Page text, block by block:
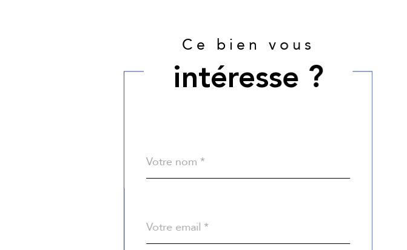
Ce bien vous
intéresse ?
par
*
*